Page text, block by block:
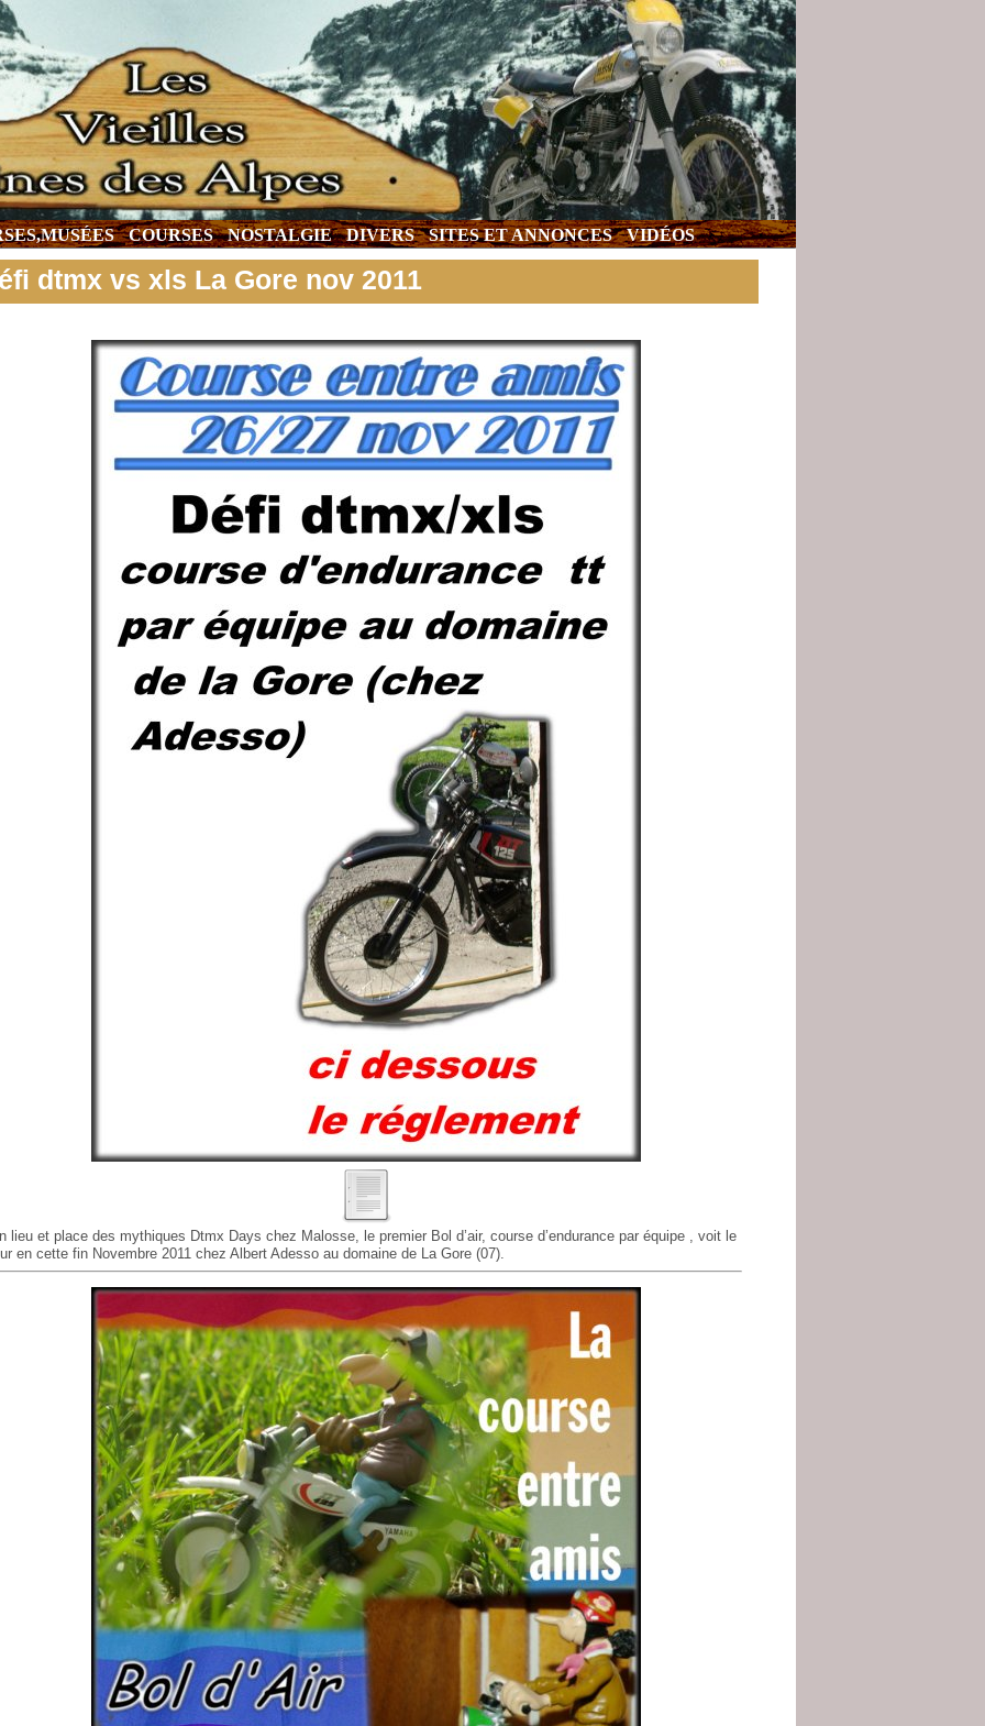
COURSES NOSTALGIE DIVERS SITES ET ANNONCES VIDÉOS
dtmx vs xls La Gore nov 2011
lieu et place des mythiques Dtmx Days chez Malosse, le premier Bol d’air, course d’endurance par équipe , voit le
en cette fin Novembre 2011 chez Albert Adesso au domaine de La Gore (07).